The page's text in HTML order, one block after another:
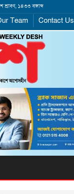
১৪৩৩ বঙ্গাব্দ
Team Contact Us